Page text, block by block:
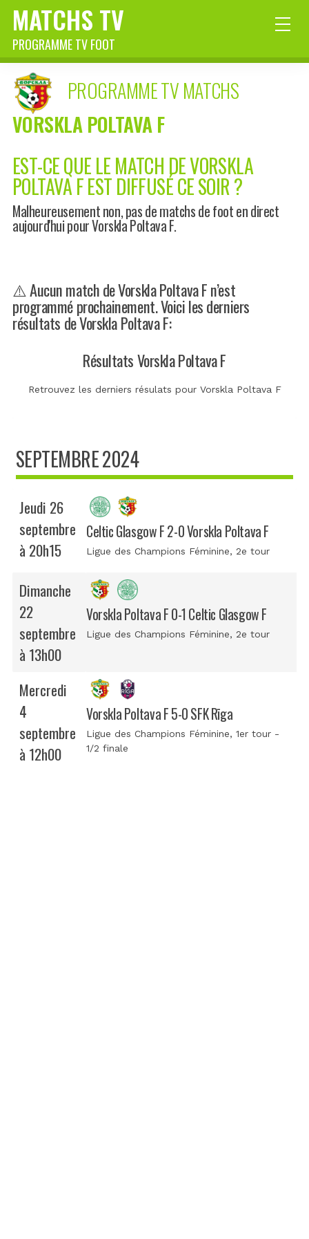
MATCHS TV
PROGRAMME TV FOOT
PROGRAMME TV MATCHS
VORSKLA POLTAVA F
EST-CE QUE LE MATCH DE VORSKLA
POLTAVA F EST DIFFUSÉ CE SOIR ?
Malheureusement non, pas de matchs de foot en direct
aujourd'hui pour Vorskla Poltava F.
⚠️ Aucun match de Vorskla Poltava F n’est
programmé prochainement. Voici les derniers
résultats de Vorskla Poltava F:
Résultats Vorskla Poltava F
Retrouvez les derniers résulats pour Vorskla Poltava F
SEPTEMBRE 2024
Jeudi 26
septembre
à 20h15
Celtic Glasgow F 2-0 Vorskla Poltava F
Ligue des Champions Féminine, 2e tour
Dimanche
22
septembre
à 13h00
Vorskla Poltava F 0-1 Celtic Glasgow F
Ligue des Champions Féminine, 2e tour
Mercredi
4
septembre
à 12h00
Vorskla Poltava F 5-0 SFK Rīga
Ligue des Champions Féminine, 1er tour -
1/2 finale